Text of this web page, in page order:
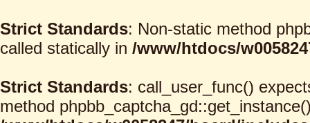
Strict Standards: Non-static method
called statically in /www/htdocs/
Strict Standards: call_user_func()
method